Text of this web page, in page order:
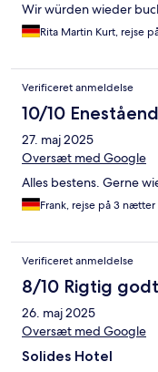
Wir würden wieder
Rita Martin Kurt, rejse
Verificeret anmeldelse
10/10
27. maj 2025
Oversæt med Google
Alles bestens. Gerne
Frank, rejse på 3 nætter
Verificeret anmeldelse
8/10 Rigtig godt
26. maj 2025
Oversæt med Google
Solides Hotel